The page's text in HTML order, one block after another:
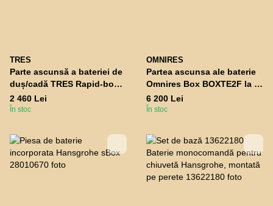
TRES
Parte ascunsă a bateriei de
duș/cadă TRES Rapid-box
20827310 pentru 3
consumatori
2 460 Lei
În stoc
OMNIRES
Partea ascunsa ale baterie
Omnires Box BOXTE2F la 2
odai
6 200 Lei
În stoc